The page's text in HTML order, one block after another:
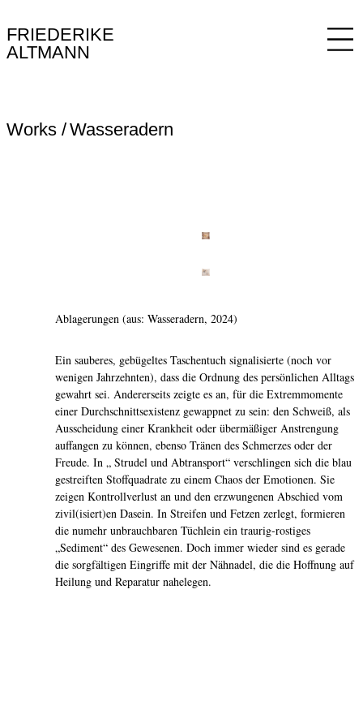
FRIEDERIKE
ALTMANN
Works Wasseradern
Ablagerungen (aus: Wasseradern, 2024)
Ein sauberes, gebügeltes Taschentuch signalisierte (noch vor
wenigen Jahrzehnten), dass die Ordnung des persönlichen Alltags
gewahrt sei. Andererseits zeigte es an, für die Extremmomente
einer Durchschnittsexistenz gewappnet zu sein: den Schweiß, als
Ausscheidung einer Krankheit oder übermäßiger Anstrengung
auffangen zu können, ebenso Tränen des Schmerzes oder der
Freude. In „ Strudel und Abtransport“ verschlingen sich die blau
gestreiften Stoffquadrate zu einem Chaos der Emotionen. Sie
zeigen Kontrollverlust an und den erzwungenen Abschied vom
zivil(isiert)en Dasein. In Streifen und Fetzen zerlegt, formieren
die numehr unbrauchbaren Tüchlein ein traurig-rostiges
„Sediment“ des Gewesenen. Doch immer wieder sind es gerade
die sorgfältigen Eingriffe mit der Nähnadel, die die Hoffnung auf
Heilung und Reparatur nahelegen.